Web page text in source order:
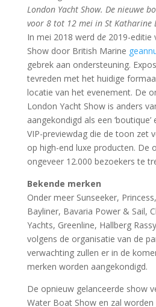
London Yacht Show. De nieuwe
voor 8 tot 12 mei in St Katharine
In mei 2018 werd de 2019-editie
Show door British Marine
gebrek aan ondersteuning.
tevreden met het huidige
locatie van het evenement. De
London Yacht Show is anders
aangekondigd als een
VIP-previewdag die de toon zet
op high-end luxe producten. De
ongeveer 12.000 bezoekers te
Bekende merken
Onder meer Sunseeker,
Bayliner, Bavaria Power & Sail,
Yachts, Greenline, Hallberg
volgens de organisatie van de
verwachting zullen er in de
merken worden aangekondigd.
De opnieuw gelanceerde show
Water Boat Show en zal